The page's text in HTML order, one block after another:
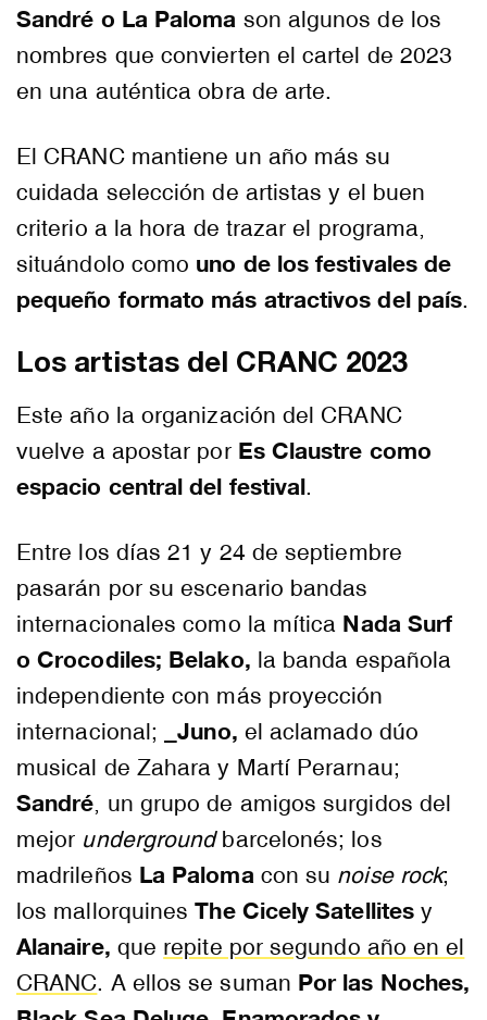
Sandré o La Paloma son algunos de los
nombres que convierten el cartel de 2023
en una auténtica obra de arte.
El CRANC mantiene un año más su
cuidada selección de artistas y el buen
criterio a la hora de trazar el programa,
situándolo como uno de los festivales de
pequeño formato más atractivos del país.
Los artistas del CRANC 2023
Este año la organización del CRANC
vuelve a apostar por Es Claustre como
espacio central del festival.
Entre los días 21 y 24 de septiembre
pasarán por su escenario bandas
internacionales como la mítica Nada Surf
o Crocodiles; Belako, la banda española
independiente con más proyección
internacional; _Juno, el aclamado dúo
musical de Zahara y Martí Perarnau;
Sandré, un grupo de amigos surgidos del
mejor undergroundbarcelonés; los
madrileños La Paloma con su noise rock;
los mallorquinesThe Cicely Satellites y
Alanaire, que repite por segundo año en el
CRANC. A ellos se suman Por las Noches,